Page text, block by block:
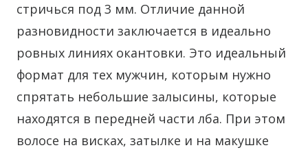
стричься под 3 мм. Отличие данной
разновидности заключается в идеально
ровных линиях окантовки. Это идеальный
формат для тех мужчин, которым нужно
спрятать небольшие залысины, которые
находятся в передней части лба. При этом
волосе на висках, затылке и на макушке